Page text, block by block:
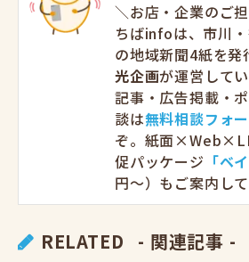
＼お店・企業のご
ちばinfoは、市川
の地域新聞4紙を発
光企画が運営して
記事・広告掲載・
談は無料相談フォ
ぞ。紙面
促パッケージ 「ベ
円〜）もご案内して
RELATED - 関連記事 -